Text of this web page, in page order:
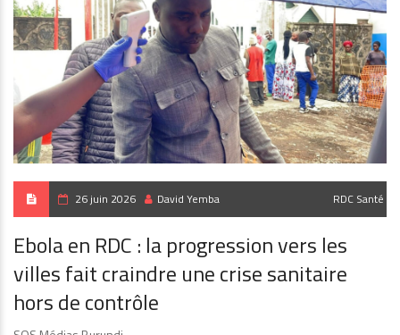
26 juin 2026 David Yemba RDC Santé
Ebola en RDC : la progression vers les
villes fait craindre une crise sanitaire
hors de contrôle